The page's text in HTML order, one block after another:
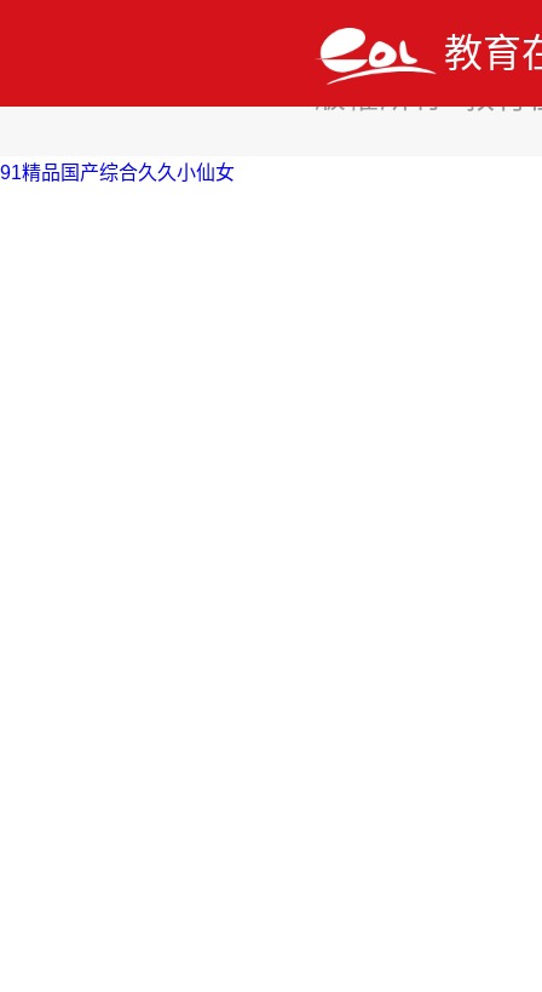
教育
版權所有 教育
91精品国产综合久久小仙女